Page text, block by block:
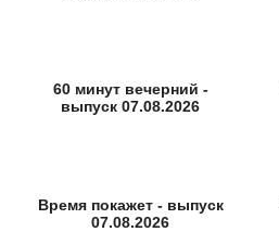
60 минут вечерний -
выпуск 07.08.2026
Время покажет - выпуск
07.08.2026